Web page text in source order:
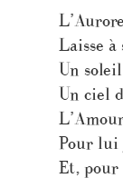
L’Aurore,
Laisse à
Un soleil
Un ciel
L’Amour
Pour lui
Et, pour